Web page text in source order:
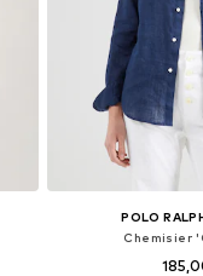
POLO
Chemisier